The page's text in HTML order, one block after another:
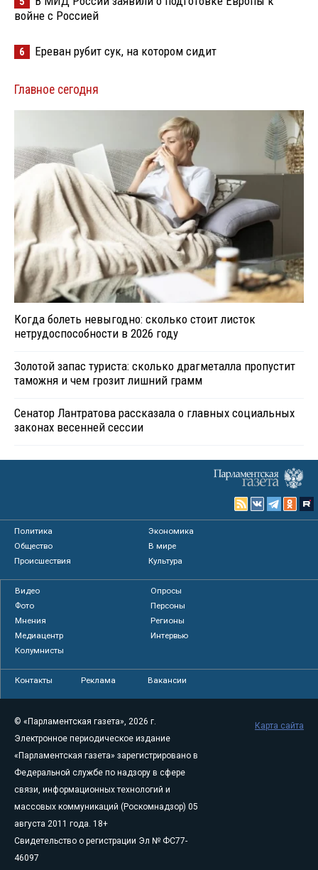
войне с Россией
6 Ереван рубит сук, на котором сидит
Главное сегодня
Когда болеть невыгодно: сколько стоит листок
нетрудоспособности в 2026 году
Золотой запас туриста: сколько драгметалла пропустит
таможня и чем грозит лишний грамм
Сенатор Лантратова рассказала о главных социальных
законах весенней сессии
Политика
Экономика
Общество
В мире
Происшествия
Культура
Видео
Опросы
Фото
Персоны
Мнения
Регионы
Медиацентр
Интервью
Колумнисты
Контакты Реклама Вакансии
© «Парламентская газета», 2026 г.
Электронное периодическое издание
«Парламентская газета» зарегистрировано в
Федеральной службе по надзору в сфере
связи, информационных технологий и
массовых коммуникаций (Роскомнадзор) 05
августа 2011 года. 18+
Свидетельство о регистрации Эл № ФС77-
46097
Карта сайта